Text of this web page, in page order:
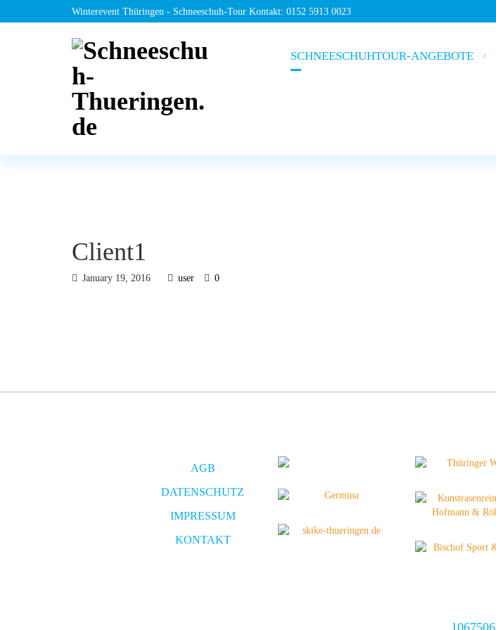
Winterevent Thüringen - Schneeschuh-Tour Kontakt: 0152 5913 0023
SCHNEESCHUHTOUR-ANGEBOTE
Client1
January 19, 2016 user 0
AGB
DATENSCHUTZ
IMPRESSUM
KONTAKT
1067506